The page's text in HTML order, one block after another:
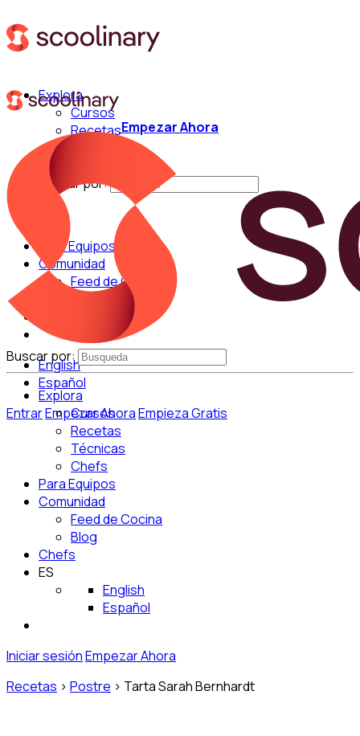
Explora
Cursos
Recetas
Buscar por:
Para Equipos
Comunidad
Feed de Cocina
English
Español
EntrarEmpezar AhoraEmpieza Gratis
Empezar Ahora
Buscar por:
Explora
Cursos
Recetas
Técnicas
Chefs
Para Equipos
Comunidad
Feed de Cocina
Blog
Chefs
ES
English
Español
Iniciar sesiónEmpezar Ahora
Recetas > Postre > Tarta Sarah Bernhardt